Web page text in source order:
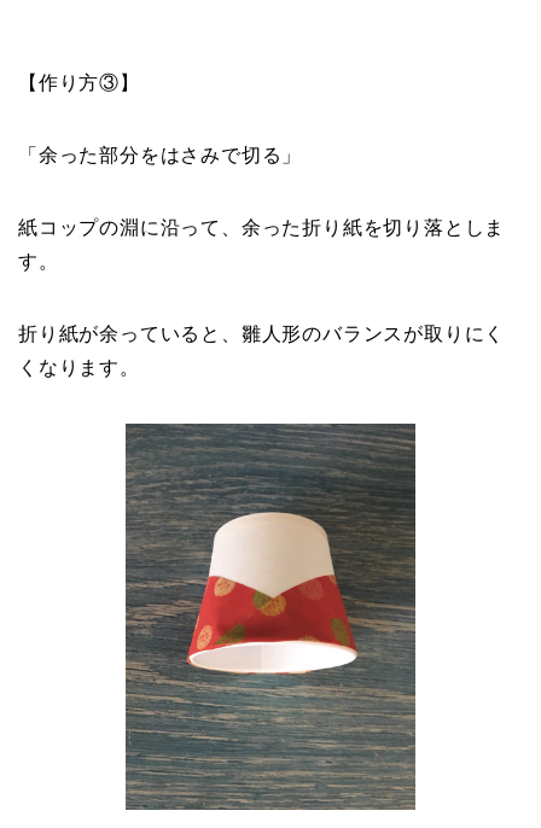
【作り方③】
「余った部分をはさみで切る」
紙コップの淵に沿って、余った折り紙を切り落としま
す。
折り紙が余っていると、雛人形のバランスが取りにく
くなります。